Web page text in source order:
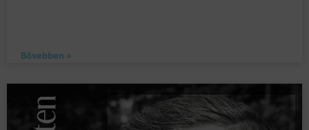
Bővebben »